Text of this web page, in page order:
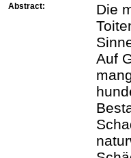
Abstract:
Die
Auf